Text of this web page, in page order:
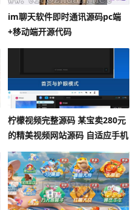
im聊天软件即时通讯源码pc端
+移动端开源代码
柠檬视频完整源码 某宝卖280元
的精美视频网站源码 自适应手机
+APP源代码+安装教程